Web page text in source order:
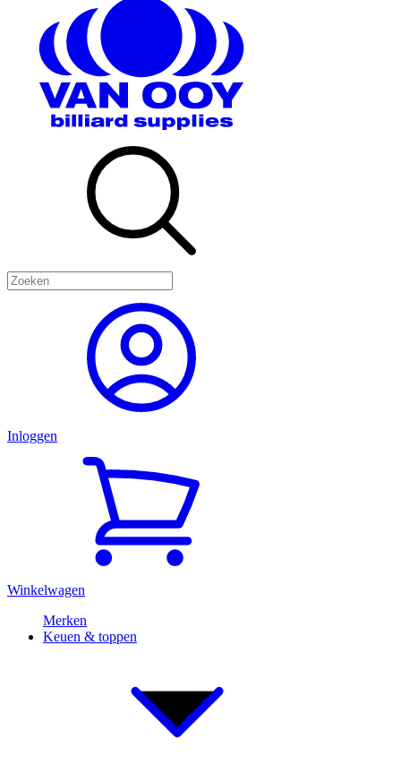
Inloggen
Winkelwagen
Merken
Keuen & toppen